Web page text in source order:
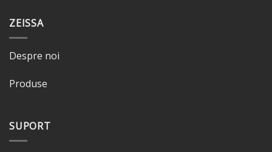
ZEISSA
Despre noi
Produse
SUPORT